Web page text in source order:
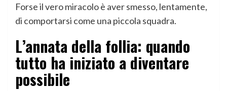
Forse il vero miracolo è aver smesso, lentamente,
di comportarsi come una piccola squadra.
L’annata della follia: quando
tutto ha iniziato a diventare
possibile